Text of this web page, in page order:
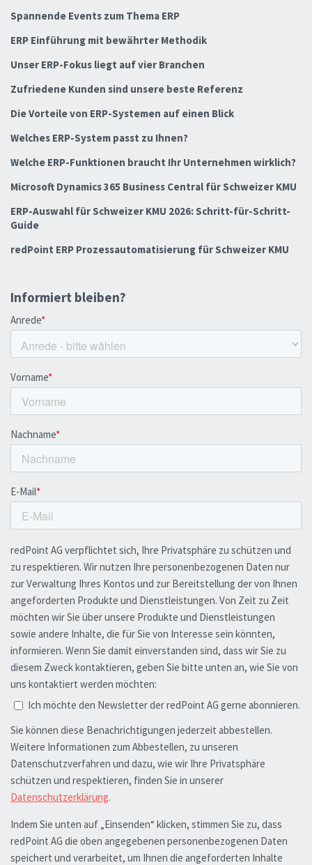
Spannende Events zum Thema ERP
ERP Einführung mit bewährter Methodik
Unser ERP-Fokus liegt auf vier Branchen
Zufriedene Kunden sind unsere beste Referenz
Die Vorteile von ERP-Systemen auf einen Blick
Welches ERP-System passt zu Ihnen?
Welche ERP-Funktionen braucht Ihr Unternehmen wirklich?
Microsoft Dynamics 365 Business Central für Schweizer KMU
ERP-Auswahl für Schweizer KMU 2026: Schritt-für-Schritt-
Guide
redPoint ERP Prozessautomatisierung für Schweizer KMU
Informiert bleiben?